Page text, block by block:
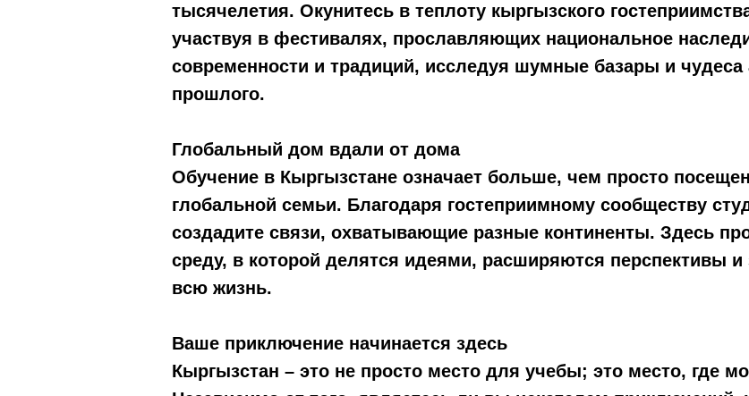
тысячелетия. Окунитесь в теплоту кыргызского
участвуя в фестивалях, прославляющих национальное
современности и традиций, исследуя шумные базары и
прошлого.
Глобальный дом вдали от дома
Обучение в Кыргызстане означает больше, чем просто
глобальной семьи. Благодаря гостеприимному сообществу
создадите связи, охватывающие разные континенты. Здесь
среду, в которой делятся идеями, расширяются перспективы
всю жизнь.
Ваше приключение начинается здесь
Кыргызстан – это не просто место для учебы; это место, где